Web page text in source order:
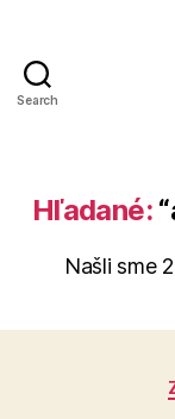
Search
Hľadané:
Našli sme